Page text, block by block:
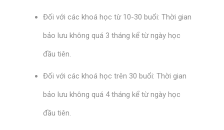
Đối với các khoá học từ 10-30 buổi: Thời gian
bảo lưu không quá 3 tháng kể từ ngày học
đầu tiên.
Đối với các khoá học trên 30 buổi: Thời gian
bảo lưu không quá 4 tháng kể từ ngày học
đầu tiên.